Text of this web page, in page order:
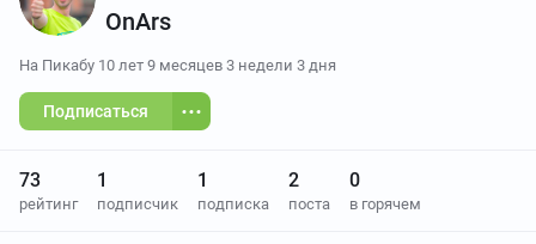
OnArs
На Пикабу 10 лет 9 месяцев 3 недели 3 дня
Подписаться
73
рейтинг
1
подписчик
1
подписка
2
поста
0
в горячем